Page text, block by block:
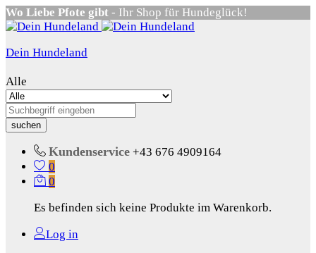
Wo Liebe Pfote gibt - Ihr Shop für Hundeglück!
Dein Hundeland
Alle
suchen
Kundenservice +43 676 4909164
0
0
Es befinden sich keine Produkte im Warenkorb.
Log in